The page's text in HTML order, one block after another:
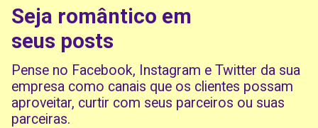
Pense no Facebook, Instagram e Twitter da sua
empresa como canais que os clientes possam
aproveitar, curtir com seus parceiros ou suas
parceiras.
Seja romântico em
seus posts